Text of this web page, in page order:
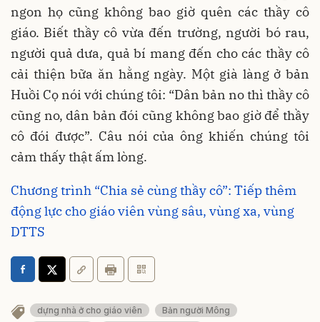
ngon họ cũng không bao giờ quên các thầy cô
giáo. Biết thầy cô vừa đến trường, người bó rau,
người quả dưa, quả bí mang đến cho các thầy cô
cải thiện bữa ăn hằng ngày. Một già làng ở bản
Huồi Cọ nói với chúng tôi: “Dân bản no thì thầy cô
cũng no, dân bản đói cũng không bao giờ để thầy
cô đói được”. Câu nói của ông khiến chúng tôi
cảm thấy thật ấm lòng.
Chương trình “Chia sẻ cùng thầy cô”: Tiếp thêm
động lực cho giáo viên vùng sâu, vùng xa, vùng
DTTS
dựng nhà ở cho giáo viên Bản người Mông